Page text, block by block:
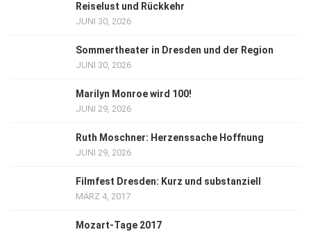
Reiselust und Rückkehr
JUNI 30, 2026
Sommertheater in Dresden und der Region
JUNI 30, 2026
Marilyn Monroe wird 100!
JUNI 29, 2026
Ruth Moschner: Herzenssache Hoffnung
JUNI 29, 2026
Filmfest Dresden: Kurz und substanziell
MÄRZ 4, 2017
Mozart-Tage 2017